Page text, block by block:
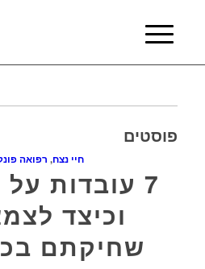
פוסטים
חיי נצח, רפואה
7 עובדות
וכיצד
שחיקתם